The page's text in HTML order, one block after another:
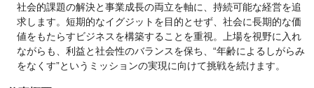
社会的課題の解決と事業成長の両立を軸に、持続可能な経営を追
求します。短期的なイグジットを目的とせず、社会に長期的な価
値をもたらすビジネスを構築することを重視。上場を視野に入れ
ながらも、利益と社会性のバランスを保ち、“年齢によるしがらみ
をなくす”というミッションの実現に向けて挑戦を続けます。